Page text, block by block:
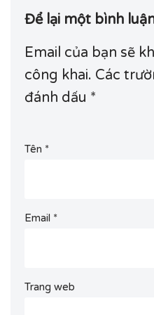
Để lại một bình
Email của bạn sẽ
công khai. Các
đánh dấu *
Tên *
Email *
Trang web